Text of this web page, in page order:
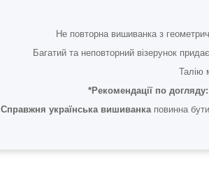
Не повторна вишиванка з
Багатий та неповторний візерунок
Талію
*Рекомендації по догляду:
Справжня українська вишиванкаповинна